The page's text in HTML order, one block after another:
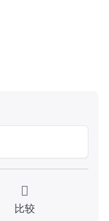
比较